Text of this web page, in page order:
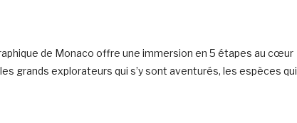
de Monaco offre une immersion en 5 étapes au cœur
grands explorateurs qui s’y sont aventurés, les espèces qui